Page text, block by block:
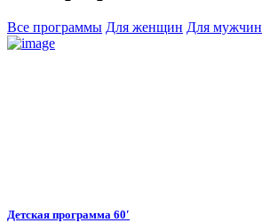
Все программы Для женщин Для мужчин
Детская программа 60′